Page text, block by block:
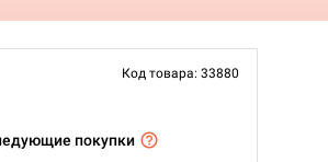
Код товара: 33880
покупки